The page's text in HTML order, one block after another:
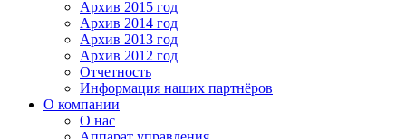
Архив 2015 год
Архив 2014 год
Архив 2013 год
Архив 2012 год
Отчетность
Информация наших партнёров
О компании
О нас